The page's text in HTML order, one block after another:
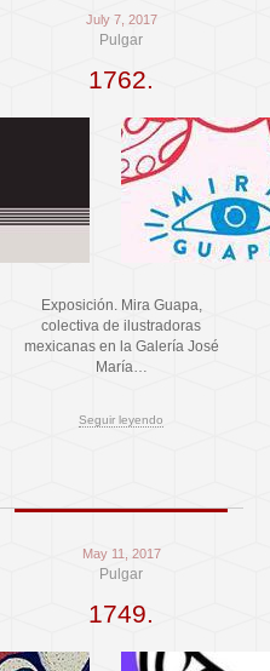
July 7, 2017
Pulgar
1762.
Exposición. Mira Guapa,
colectiva de ilustradoras
mexicanas en la Galería José
María…
Seguir leyendo
May 11, 2017
Pulgar
1749.